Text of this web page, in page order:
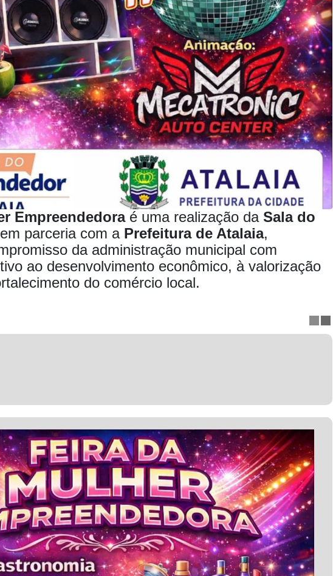
Empreendedoraé uma realização da Sala do
parceria com a Prefeitura de Atalaia,
da administração municipal com
ao desenvolvimento econômico, à valorização
do comércio local.